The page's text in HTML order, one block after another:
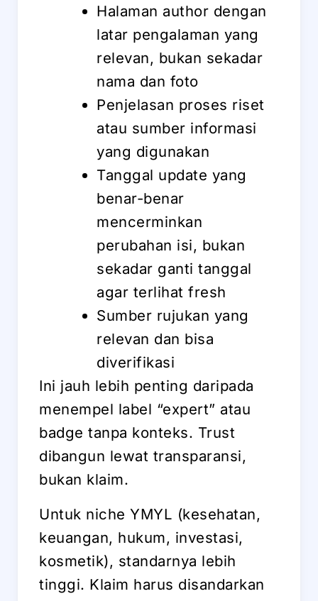
Halaman author dengan
latar pengalaman yang
relevan, bukan sekadar
nama dan foto
Penjelasan proses riset
atau sumber informasi
yang digunakan
Tanggal update yang
benar-benar
mencerminkan
perubahan isi, bukan
sekadar ganti tanggal
agar terlihat fresh
Sumber rujukan yang
relevan dan bisa
diverifikasi
Ini jauh lebih penting daripada
menempel label “expert” atau
badge tanpa konteks. Trust
dibangun lewat transparansi,
bukan klaim.
Untuk niche YMYL (kesehatan,
keuangan, hukum, investasi,
kosmetik), standarnya lebih
tinggi. Klaim harus disandarkan